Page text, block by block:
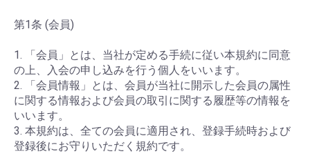
第1条 (会員)
1. 「会員」とは、当社が定める手続に従い本規約に同意
の上、入会の申し込みを行う個人をいいます。
2. 「会員情報」とは、会員が当社に開示した会員の属性
に関する情報および会員の取引に関する履歴等の情報を
いいます。
3. 本規約は、全ての会員に適用され、登録手続時および
登録後にお守りいただく規約です。